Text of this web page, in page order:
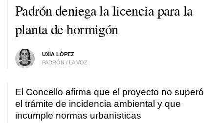
Padrón deniega la licencia para la
planta de hormigón
UXÍA LÓPEZ
PADRÓN / LA VOZ
El Concello afirma que el proyecto no superó
el trámite de incidencia ambiental y que
incumple normas urbanísticas